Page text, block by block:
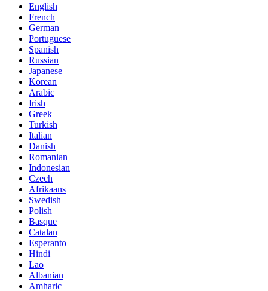
English
French
German
Portuguese
Spanish
Russian
Japanese
Korean
Arabic
Irish
Greek
Turkish
Italian
Danish
Romanian
Indonesian
Czech
Afrikaans
Swedish
Polish
Basque
Catalan
Esperanto
Hindi
Lao
Albanian
Amharic